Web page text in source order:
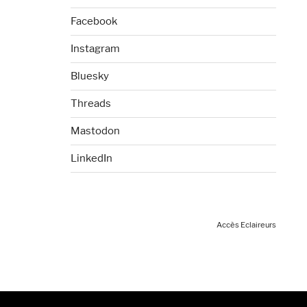
Facebook
Instagram
Bluesky
Threads
Mastodon
LinkedIn
Accès Eclaireurs